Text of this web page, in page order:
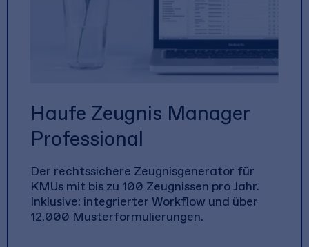
Haufe Zeugnis Manager
Professional
Der rechtssichere Zeugnisgenerator für
KMUs mit bis zu 100 Zeugnissen pro Jahr.
Inklusive: integrierter Workflow und über
12.000 Musterformulierungen.